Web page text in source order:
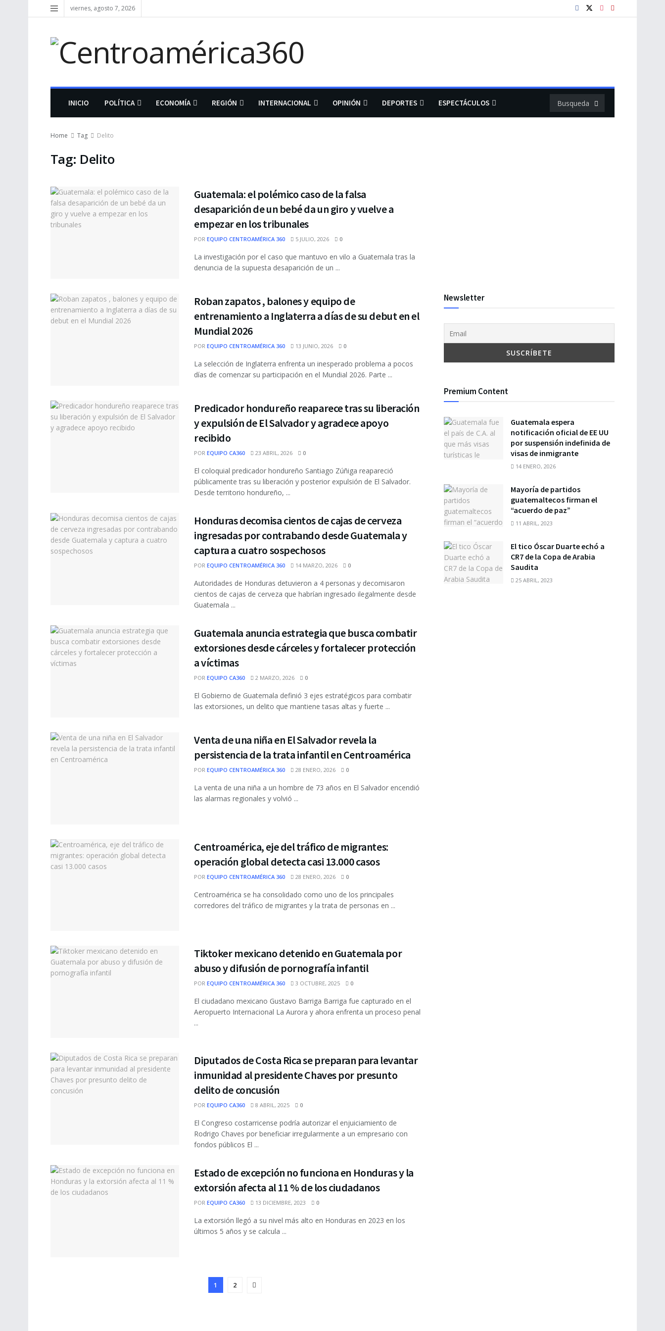
viernes, agosto 7, 2026
INICIO POLÍTICA ECONOMÍA REGIÓN INTERNACIONAL OPINIÓN DEPORTES ESPECTÁCULOS
Home Tag Delito
Tag: Delito
Guatemala: el polémico caso de la falsa
desaparición de un bebé da un giro y vuelve a
empezar en los tribunales
POR EQUIPO CENTROAMÉRICA 360 5 JULIO, 2026 0
La investigación por el caso que mantuvo en vilo a Guatemala tras la
denuncia de la supuesta desaparición de un ...
Roban zapatos , balones y equipo de
entrenamiento a Inglaterra a días de su debut en el
Mundial 2026
POR EQUIPO CENTROAMÉRICA 360 13 JUNIO, 2026 0
La selección de Inglaterra enfrenta un inesperado problema a pocos
días de comenzar su participación en el Mundial 2026. Parte ...
Predicador hondureño reaparece tras su liberación
y expulsión de El Salvador y agradece apoyo
recibido
POR EQUIPO CA360 23 ABRIL, 2026 0
El coloquial predicador hondureño Santiago Zúñiga reapareció
públicamente tras su liberación y posterior expulsión de El Salvador.
Desde territorio hondureño, ...
Honduras decomisa cientos de cajas de cerveza
ingresadas por contrabando desde Guatemala y
captura a cuatro sospechosos
POR EQUIPO CENTROAMÉRICA 360 14 MARZO, 2026 0
Autoridades de Honduras detuvieron a 4 personas y decomisaron
cientos de cajas de cerveza que habrían ingresado ilegalmente desde
Guatemala ...
Guatemala anuncia estrategia que busca combatir
extorsiones desde cárceles y fortalecer protección
a víctimas
POR EQUIPO CA360 2 MARZO, 2026 0
El Gobierno de Guatemala definió 3 ejes estratégicos para combatir
las extorsiones, un delito que mantiene tasas altas y fuerte ...
Venta de una niña en El Salvador revela la
persistencia de la trata infantil en Centroamérica
POR EQUIPO CENTROAMÉRICA 360 28 ENERO, 2026 0
La venta de una niña a un hombre de 73 años en El Salvador encendió
las alarmas regionales y volvió ...
Centroamérica, eje del tráfico de migrantes:
operación global detecta casi 13.000 casos
POR EQUIPO CENTROAMÉRICA 360 28 ENERO, 2026 0
Centroamérica se ha consolidado como uno de los principales
corredores del tráfico de migrantes y la trata de personas en ...
Tiktoker mexicano detenido en Guatemala por
abuso y difusión de pornografía infantil
POR EQUIPO CENTROAMÉRICA 360 3 OCTUBRE, 2025 0
El ciudadano mexicano Gustavo Barriga Barriga fue capturado en el
Aeropuerto Internacional La Aurora y ahora enfrenta un proceso penal
...
Diputados de Costa Rica se preparan para levantar
inmunidad al presidente Chaves por presunto
delito de concusión
POR EQUIPO CA360 8 ABRIL, 2025 0
El Congreso costarricense podría autorizar el enjuiciamiento de
Rodrigo Chaves por beneficiar irregularmente a un empresario con
fondos públicos El ...
Estado de excepción no funciona en Honduras y la
extorsión afecta al 11 % de los ciudadanos
POR EQUIPO CA360 13 DICIEMBRE, 2023 0
La extorsión llegó a su nivel más alto en Honduras en 2023 en los
últimos 5 años y se calcula ...
1 2
Newsletter
Premium Content
Guatemala espera
notificación oficial de EE UU
por suspensión indefinida de
visas de inmigrante
14 ENERO, 2026
Mayoría de partidos
guatemaltecos firman el
“acuerdo de paz”
11 ABRIL, 2023
El tico Óscar Duarte echó a
CR7 de la Copa de Arabia
Saudita
25 ABRIL, 2023